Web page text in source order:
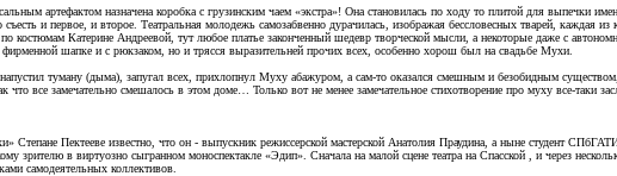
артефактом назначена коробка с грузинским чаем «экстра»! Она становилась по ходу то плитой для выпечки
и первое, и второе. Театральная молодежь самозабвенно дурачилась, изображая бессловесных тварей,
костюмам Катерине Андреевой, тут любое платье законченный шедевр творческой мысли, а некоторые даже с
шапке и с рюкзаком, но и трясся выразительней прочих всех, особенно хорош был на свадьбе Мухи.
туману (дыма), запугал всех, прихлопнул Муху абажуром, а сам-то оказался смешным и безобидным
что все замечательно смешалось в этом доме… Только вот не менее замечательное стихотворение про муху все-
Степане Пектееве известно, что он - выпускник режиссерской мастерской Анатолия Праудина, а ныне студент
зрителю в виртуозно сыгранном моноспектакле «Эдип». Сначала на малой сцене театра на Спасской , и через
самодеятельных коллективов.